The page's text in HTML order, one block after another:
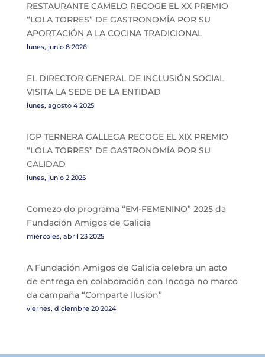
RESTAURANTE CAMELO RECOGE EL XX PREMIO
“LOLA TORRES” DE GASTRONOMÍA POR SU
APORTACIÓN A LA COCINA TRADICIONAL
lunes, junio 8 2026
EL DIRECTOR GENERAL DE INCLUSIÓN SOCIAL
VISITA LA SEDE DE LA ENTIDAD
lunes, agosto 4 2025
IGP TERNERA GALLEGA RECOGE EL XIX PREMIO
“LOLA TORRES” DE GASTRONOMÍA POR SU
CALIDAD
lunes, junio 2 2025
Comezo do programa “EM-FEMENINO” 2025 da
Fundación Amigos de Galicia
miércoles, abril 23 2025
A Fundación Amigos de Galicia celebra un acto
de entrega en colaboración con Incoga no marco
da campaña “Comparte Ilusión”
viernes, diciembre 20 2024